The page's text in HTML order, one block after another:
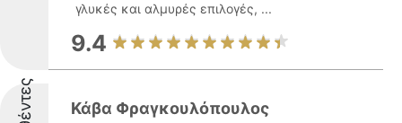
γλυκές και αλμυρές επιλογές, ...
9.4
Κάβα Φραγκουλόπουλος